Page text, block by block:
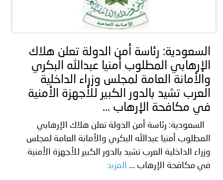
الإلكترونية
وفيديو
مجلة
أصداء
الأمانة
إعلانات
من
اتصل
بنا
السعودية: رئاسة أمن الدولة تعلن هلاك
الإرهابي المطلوب أمنيا عبدالله البكري
والأمانة العامة لمجلس وزراء الداخلية
العرب تشيد بالدور الكبير للأجهزة الأمنية
في مكافحة الإرهاب ...
السعودية: رئاسة أمن الدولة تعلن هلاك الإرهابي
المطلوب أمنيا عبدالله البكري والأمانة العامة لمجلس
وزراء الداخلية العرب تشيد بالدور الكبير للأجهزة الأمنية
في مكافحة الإرهاب ...
المزيد